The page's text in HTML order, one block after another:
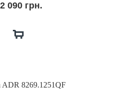
090 грн.
ADR 8269.1251QF